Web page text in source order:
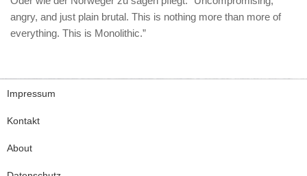
angry, and just plain brutal. This is nothing more than more of
everything. This is Monolithic.”
Impressum
Kontakt
About